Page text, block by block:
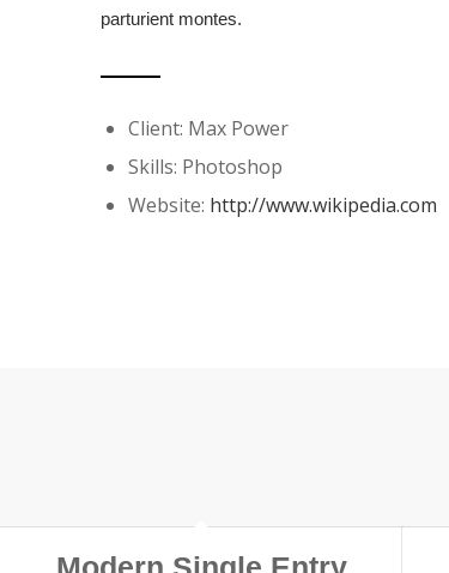
parturient montes.
Client: Max Power
Skills: Photoshop
Website: http://www.wikipedia.com